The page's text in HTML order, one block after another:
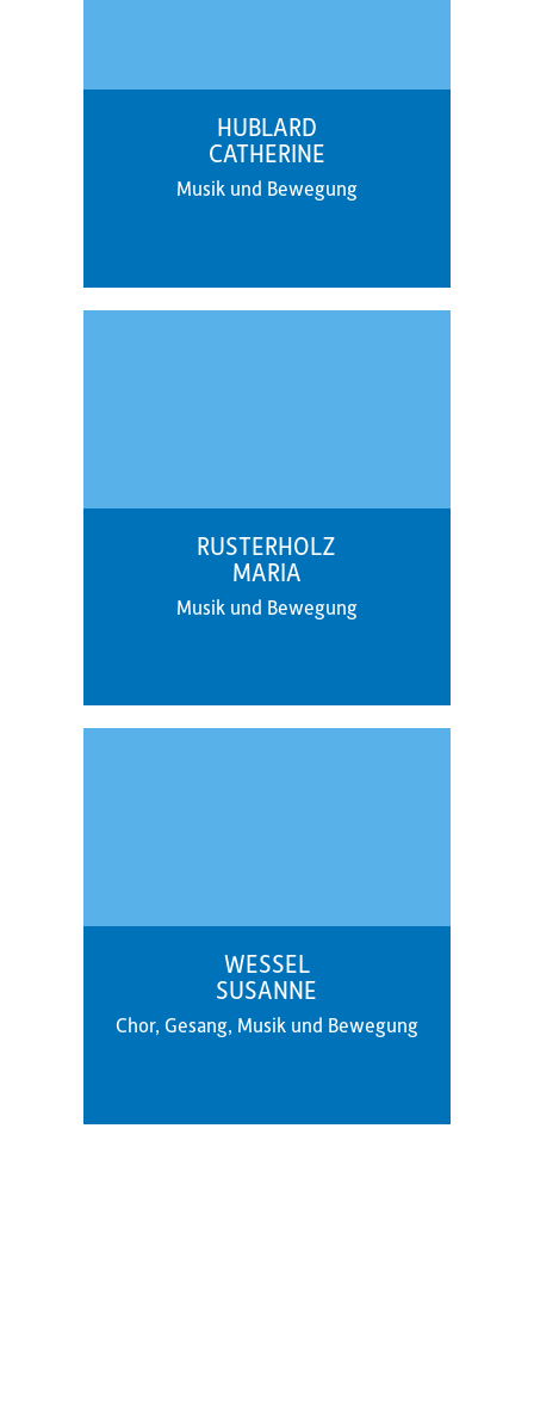
HUBLARD
CATHERINE
Musik und Bewegung
RUSTERHOLZ
MARIA
Musik und Bewegung
WESSEL
SUSANNE
Chor, Gesang, Musik und Bewegung